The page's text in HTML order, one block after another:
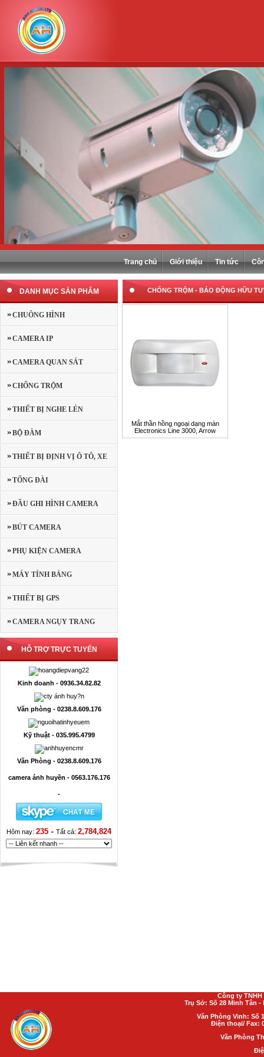
Trang chủ Giới thiệu Tin tức
DANH MỤC SẢN PHẨM
CHUÔNG HÌNH
CAMERA IP
CAMERA QUAN SÁT
CHỐNG TRỘM
THIẾT BỊ NGHE LÉN
BỘ ĐÀM
THIẾT BỊ ĐỊNH VỊ Ô TÔ, XE
MÁY
TỔNG ĐÀI
ĐẦU GHI HÌNH CAMERA
BÚT CAMERA
PHỤ KIỆN CAMERA
MÁY TÍNH BẢNG
THIẾT BỊ GPS
CAMERA NGỤY TRANG
HỖ TRỢ TRỰC TUYẾN
Kinh doanh - 0936.34.82.82
Văn phòng - 0238.8.609.176
Kỹ thuật - 035.995.4799
Văn Phòng - 0238.8.609.176
camera ánh huyền - 0563.176.176
-
Hôm nay: 235 - Tất cả: 2,784,824
CHỐNG TRỘM - BÁO ĐỘNG HỮU
Mắt thần hồng ngoại dạng màn
Electronics Line 3000, Arrow
Công ty
Trụ Sở: Số 28 Minh Tân
Văn Phòng Vinh: Số
Điện thoại/ Fax:
Văn Phòng